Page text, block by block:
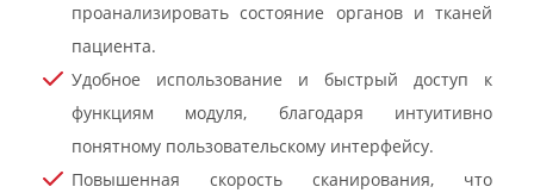
проанализировать состояние органов и тканей
пациента.
Удобное использование и быстрый доступ к
функциям модуля, благодаря интуитивно
понятному пользовательскому интерфейсу.
Повышенная скорость сканирования, что